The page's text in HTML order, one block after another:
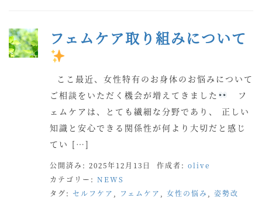
フェムケア取り組みについて
ここ最近、女性特有のお身体のお悩みについて
ご相談をいただく機会が増えてきました
フ
ェムケアは、とても繊細な分野であり、 正しい
知識と安心できる関係性が何より大切だと感じ
てい […]
公開済み: 2025年12月13日 作成者: olive
カテゴリー: NEWS
タグ: セルフケア フェムケア 女性の悩み
姿勢改